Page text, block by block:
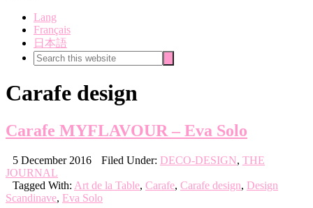
Lang
Français
日本語
Search
this
Carafe design
Carafe MYFLAVOUR – Eva Solo
5 December 2016 Filed Under: DECO-DESIGN, THE
JOURNAL
Tagged With: Art de la Table, Carafe, Carafe design, Design
Scandinave, Eva Solo